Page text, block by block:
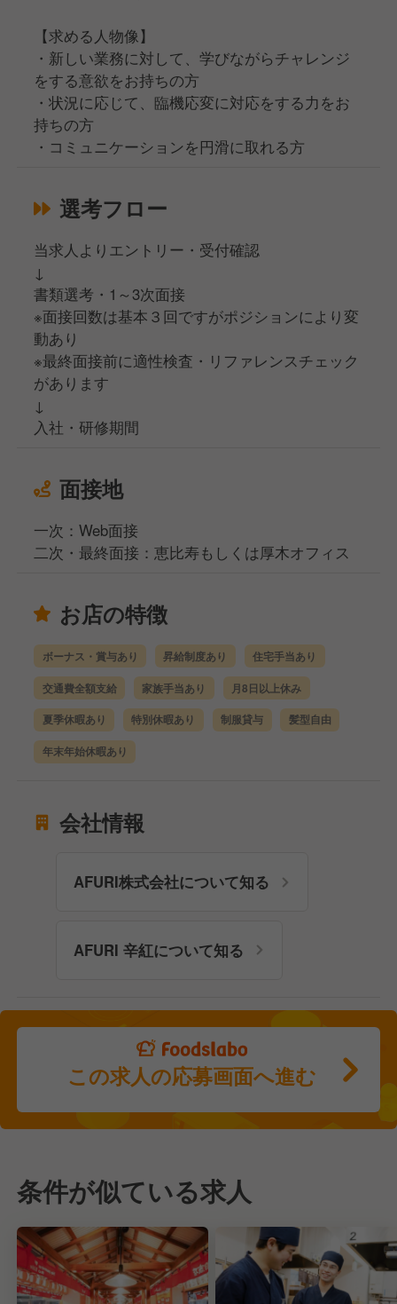
【求める人物像】
・新しい業務に対して、学びながらチャレンジ
をする意欲をお持ちの方
・状況に応じて、臨機応変に対応をする力をお
持ちの方
・コミュニケーションを円滑に取れる方
選考フロー
当求人よりエントリー・受付確認
↓
書類選考・1～3次面接
※面接回数は基本３回ですがポジションにより変
動あり
※最終面接前に適性検査・リファレンスチェック
があります
↓
入社・研修期間
面接地
一次：Web面接
二次・最終面接：恵比寿もしくは厚木オフィス
お店の特徴
ボーナス・賞与あり 昇給制度あり 住宅手当あり
交通費全額支給 家族手当あり 月8日以上休み
夏季休暇あり 特別休暇あり 制服貸与 髪型自由
年末年始休暇あり
会社情報
AFURI株式会社について知る
AFURI 辛紅について知る
この求人の応募画面へ進む
条件が似ている求人